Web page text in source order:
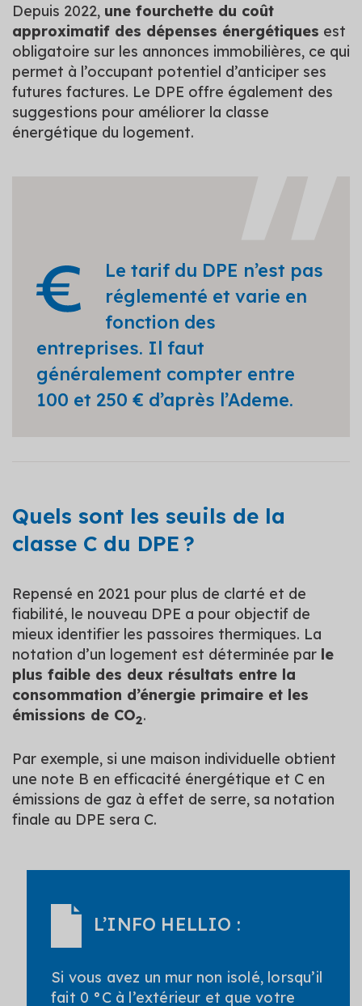
Depuis 2022, une fourchette du coût
approximatif des dépenses énergétiques est
obligatoire sur les annonces immobilières, ce qui
permet à l’occupant potentiel d’anticiper ses
futures factures. Le DPE offre également des
suggestions pour améliorer la classe
énergétique du logement.
Le tarif du DPE n’est pas
réglementé et varie en
fonction des
entreprises. Il faut
généralement compter entre
100 et 250 € d’après l’Ademe.
Quels sont les seuils de la
classe C du DPE ?
Repensé en 2021 pour plus de clarté et de
fiabilité, le nouveau DPE a pour objectif de
mieux identifier les passoires thermiques. La
notation d’un logement est déterminée par le
plus faible des deux résultats entre la
consommation d’énergie primaire et les
émissions de CO2.
Par exemple, si une maison individuelle obtient
une note B en efficacité énergétique et C en
émissions de gaz à effet de serre, sa notation
finale au DPE sera C.
L’INFO HELLIO :
Si vous avez un mur non isolé, lorsqu’il
fait 0 °C à l’extérieur et que votre